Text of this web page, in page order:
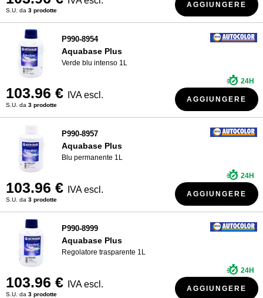
S.U. da 3 prodotte
AGGIUNGERE
P990-8954
Aquabase Plus
Verde blu intenso 1L
103.96 € IVA escl.
S.U. da 3 prodotte
24H
AGGIUNGERE
P990-8957
Aquabase Plus
Blu permanente 1L
103.96 € IVA escl.
S.U. da 3 prodotte
24H
AGGIUNGERE
P990-8999
Aquabase Plus
Regolatore trasparente 1L
103.96 € IVA escl.
S.U. da 3 prodotte
24H
AGGIUNGERE